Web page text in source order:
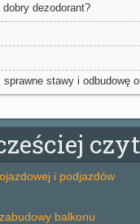
dezodorant?
sprawne stawy i odbudowę
i podjazdów
balkonu